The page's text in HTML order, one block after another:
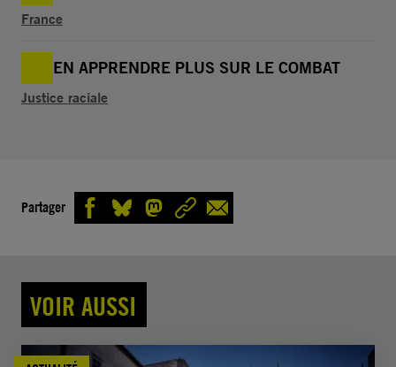
France
EN APPRENDRE PLUS SUR LE COMBAT
Justice raciale
Partager
VOIR AUSSI